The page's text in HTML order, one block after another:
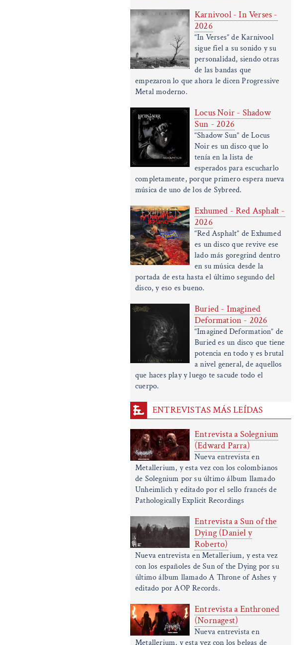
Karnivool - In Verses -
2026
“In Verses” de Karnivool
sigue fiel a su sonido y su
personalidad, siendo otras
de las bandas que
empezaron lo que ahora le dicen Progressive
Metal moderno.
Locus Noir - Shadow
Sun - 2026
“Shadow Sun” de Locus
Noir es un disco que lo
tenía en la lista de
esperados para escucharlo
completamente, porque primero espera nueva
música de uno de los de Sybreed.
Exhumed - Red Asphalt -
2026
“Red Asphalt” de Exhumed
es un disco que revive ese
lado más goregrind dentro
en su música desde la
portada de esta hasta el último segundo del
disco, y eso es bueno.
Buried - Imagined
Deformation - 2026
“Imagined Deformation” de
Buried es un disco que tiene
potencia en todo y es brutal
a nivel general, de aquellos
que haces play y luego te sacude todo el
cuerpo.
ENTREVISTAS MÁS LEÍDAS
Entrevista a Solegnium
(Edward Parra)
Nueva entrevista en
Metallerium, y esta vez con los colombianos
de Solegnium por su último álbum llamado
Unheimlich y editado por el sello francés de
Pathologically Explicit Recordings
Entrevista a Sun of the
Dying (Daniel y
Roberto)
Nueva entrevista en Metallerium, y esta vez
con los españoles de Sun of the Dying por su
último álbum llamado A Throne of Ashes y
editado por AOP Records.
Entrevista a Enthroned
(Nornagest)
Nueva entrevista en
Metallerium, y esta vez con los belgas de